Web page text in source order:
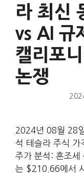
라 최신
vs AI 규
캘리포
논쟁
2024년 08월 28
석 테슬라 주식
주가 분석: 혼조세
는 $210.66에서